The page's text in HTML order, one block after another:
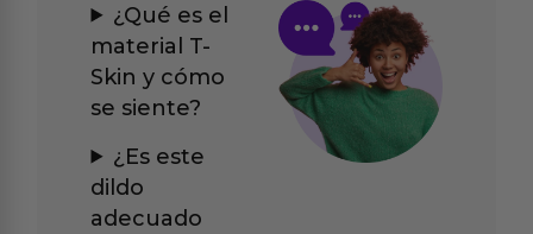
¿Qué es el
material T-
Skin y cómo
se siente?
¿Es este
dildo
adecuado